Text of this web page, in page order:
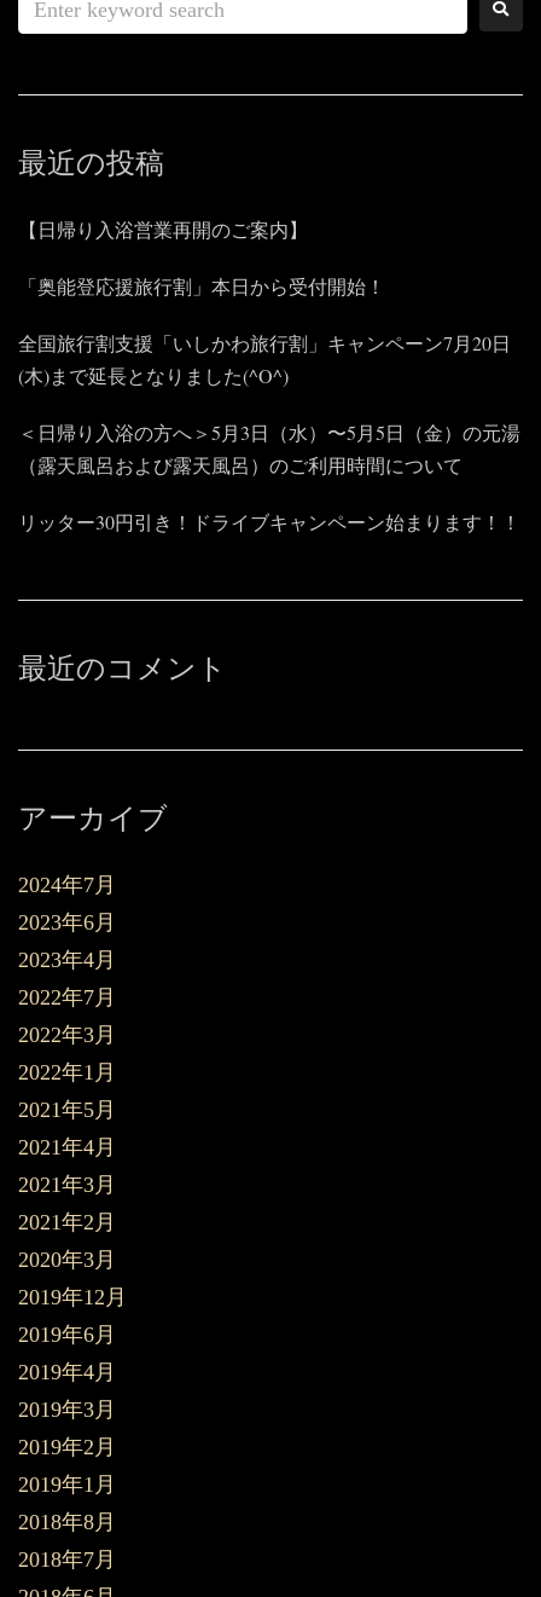
最近の投稿
【日帰り入浴営業再開のご案内】
「奥能登応援旅行割」本日から受付開始！
全国旅行割支援「いしかわ旅行割」キャンペーン7月20日
(木)まで延長となりました(^O^)
＜日帰り入浴の方へ＞5月3日（水）〜5月5日（金）の元湯
（露天風呂および露天風呂）のご利用時間について
リッター30円引き！ドライブキャンペーン始まります！！
最近のコメント
アーカイブ
2024年7月
2023年6月
2023年4月
2022年7月
2022年3月
2022年1月
2021年5月
2021年4月
2021年3月
2021年2月
2020年3月
2019年12月
2019年6月
2019年4月
2019年3月
2019年2月
2019年1月
2018年8月
2018年7月